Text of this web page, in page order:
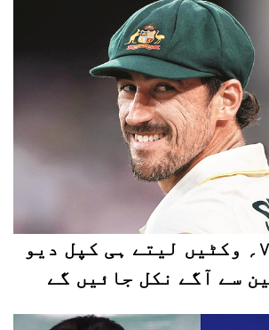
مچل اسٹارک ۷؍ وکٹیں لیتے ہی کپل دیو
سے آگے نکل جائیں گے